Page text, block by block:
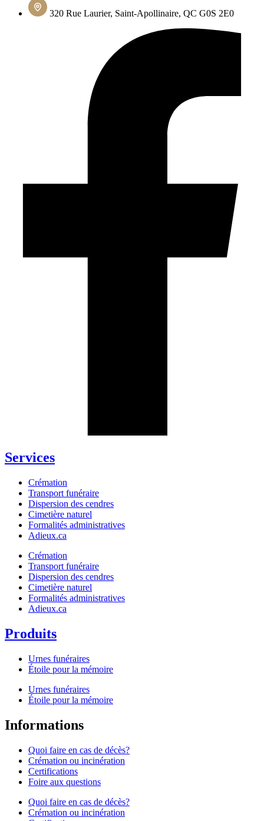
320 Rue Laurier, Saint-Apollinaire, QC G0S 2E0
Services
Crémation
Transport funéraire
Dispersion des cendres
Cimetière naturel
Formalités administratives
Adieux.ca
Crémation
Transport funéraire
Dispersion des cendres
Cimetière naturel
Formalités administratives
Adieux.ca
Produits
Urnes funéraires
Étoile pour la mémoire
Urnes funéraires
Étoile pour la mémoire
Informations
Quoi faire en cas de décès?
Crémation ou incinération
Certifications
Foire aux questions
Quoi faire en cas de décès?
Crémation ou incinération